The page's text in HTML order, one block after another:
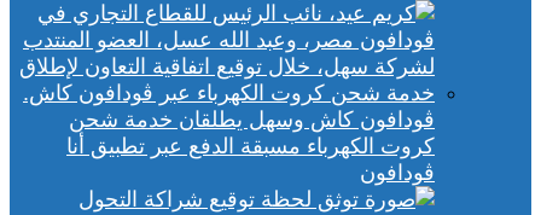
ڤودافون كاش وسهل يطلقان خدمة شحن
كروت الكهرباء مسبقة الدفع عبر تطبيق أنا
ڤودافون